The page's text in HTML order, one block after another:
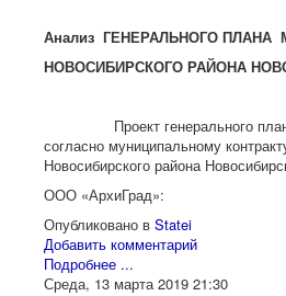
Анализ ГЕНЕРАЛЬНОГО ПЛАНА
НОВОСИБИРСКОГО РАЙОНА
Проект генерального плана МО
согласно муниципальному
Новосибирского района
ООО «АрхиГрад»:
Опубликовано в Statei
Добавить комментарий
Подробнее ...
Среда, 13 марта 2019 21:30